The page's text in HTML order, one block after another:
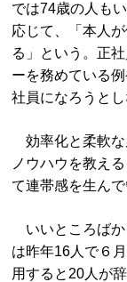
では74歳の人も
応じて、「本人
る」という。正
ーを務めている
社員になろうとし
効率化と柔軟な
ノウハウを教え
て連帯感を生んで
いいところばか
は昨年16人で６
用すると20人が